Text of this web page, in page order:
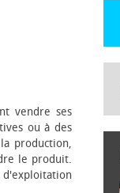
vendre ses
ou à des
production,
le produit.